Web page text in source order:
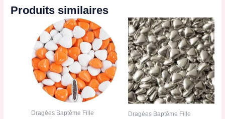
Produits similaires
Dragées Baptême Fille Dragées Baptême Fille